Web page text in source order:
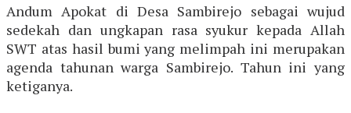
Andum Apokat di Desa Sambirejo sebagai wujud
sedekah dan ungkapan rasa syukur kepada Allah
SWT atas hasil bumi yang melimpah ini merupakan
agenda tahunan warga Sambirejo. Tahun ini yang
ketiganya.